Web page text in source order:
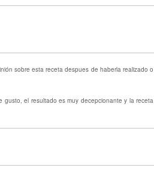
sobre esta receta despues de haberla realizado o
gusto, el resultado es muy decepcionante y la receta